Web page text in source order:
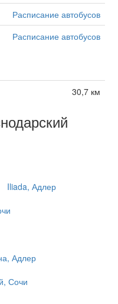
Расписание автобусов
Расписание автобусов
30,7 км
Iliada, Адлер
Адлер
Сочи